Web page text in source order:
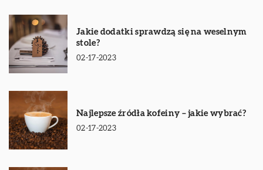
Jakie dodatki sprawdzą się na weselnym
stole?
02-17-2023
Najlepsze źródła kofeiny – jakie wybrać?
02-17-2023